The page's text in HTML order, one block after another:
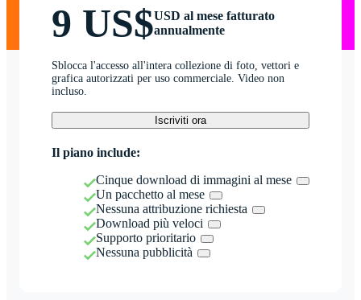
9 US$USD al mese fatturato
annualmente
Sblocca l'accesso all'intera collezione di foto, vettori e
grafica autorizzati per uso commerciale. Video non
incluso.
Iscriviti ora
Il piano include:
Cinque download di immagini al mese
Un pacchetto al mese
Nessuna attribuzione richiesta
Download più veloci
Supporto prioritario
Nessuna pubblicità